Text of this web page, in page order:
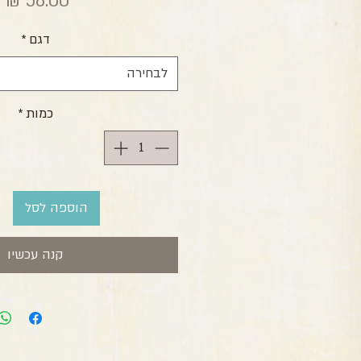
דגם *
לבחירה
כמות *
הוספה לסל
קנה עכשיו